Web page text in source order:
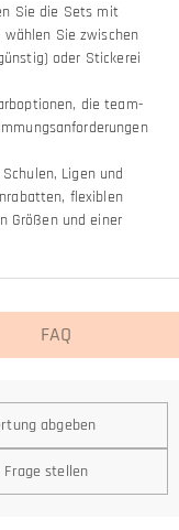
Sie die Sets mit
wählen Sie zwischen
oder Stickerei
die team-
Ligen und
flexiblen
Größen und einer
FAQ
abgeben
Frage stellen